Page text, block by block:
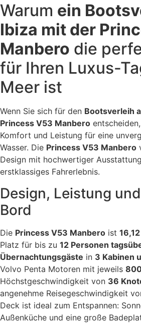
Warum ein
Ibiza mit der
Manbero die
für Ihren Luxus-
Meer ist
Wenn Sie sich für den Bootsverleih
Princess V53 Manbero
Komfort und Leistung für eine
Wasser. Die Princess V53 Manbero
Design mit hochwertiger
erstklassiges Fahrerlebnis.
Design, Leistung
Bord
Die Princess V53 Manbero ist
Platz für bis zu 12 Personen
Übernachtungsgäste in 3 Kabinen
Volvo Penta Motoren mit jeweils
Höchstgeschwindigkeit von 36
angenehme Reisegeschwindigkeit
Deck ist ideal zum Entspannen:
Außenküche und eine große